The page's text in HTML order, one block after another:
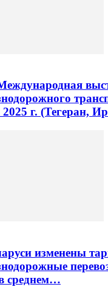
г. (Тегеран,
изменены
среднем…